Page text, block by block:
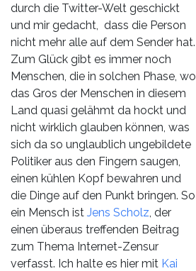
durch die Twitter-Welt geschickt
und mir gedacht, dass die Person
nicht mehr alle auf dem Sender hat.
Zum Glück gibt es immer noch
Menschen, die in solchen Phase, wo
das Gros der Menschen in diesem
Land quasi gelähmt da hockt und
nicht wirklich glauben können, was
sich da so unglaublich ungebildete
Politiker aus den Fingern saugen,
einen kühlen Kopf bewahren und
die Dinge auf den Punkt bringen. So
ein Mensch ist Jens Scholz, der
einen überaus treffenden Beitrag
zum Thema Internet-Zensur
verfasst. Ich halte es hier mit Kai